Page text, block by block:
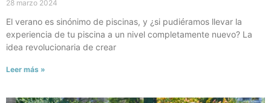
28 marzo 2024
El verano es sinónimo de piscinas, y ¿si pudiéramos llevar la
experiencia de tu piscina a un nivel completamente nuevo? La
idea revolucionaria de crear
Leer más »